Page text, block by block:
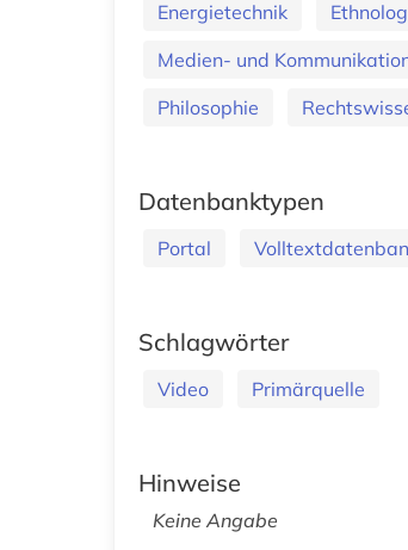
Energietechnik
Medien- und
Philosophie
Datenbanktypen
Portal
Schlagwörter
Video Primärquelle
Hinweise
Keine Angabe